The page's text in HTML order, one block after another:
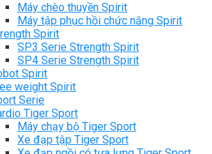
Máy chèo thuyền Spirit
Máy tập phục hồi chức năng Spirit
Spirit
SP3 Serie Strength Spirit
SP4 Serie Strength Spirit
Spirit
weight Spirit
Serie
Tiger Sport
Máy chạy bộ Tiger Sport
Xe đạp tập Tiger Sport